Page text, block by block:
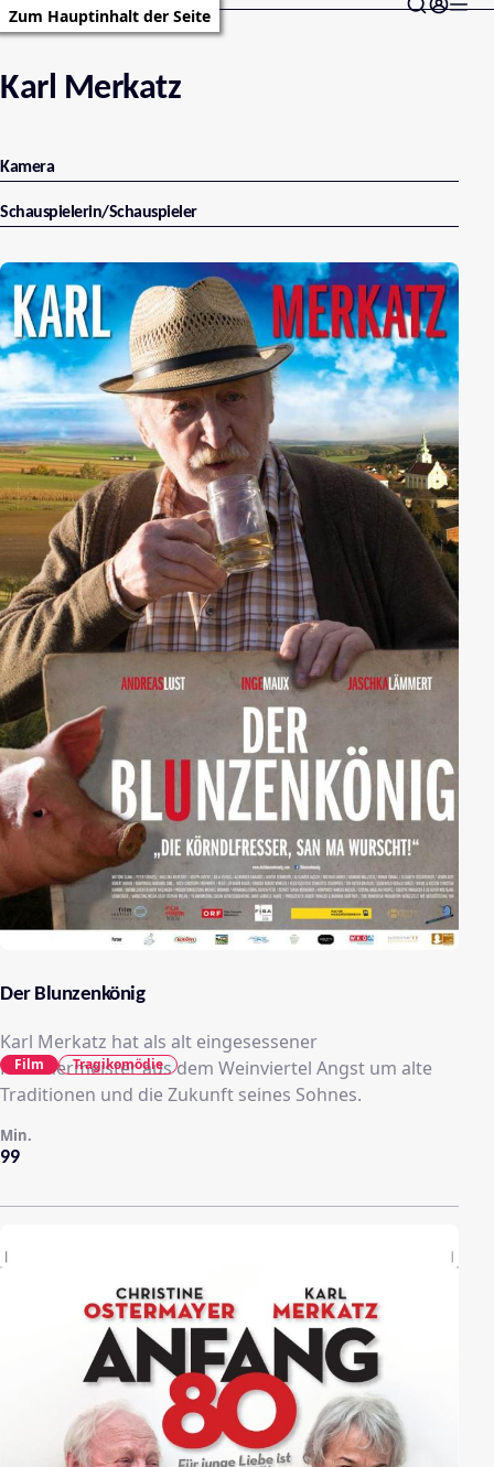
Zum Hauptinhalt der Seite
Karl Merkatz
Kamera
Schauspielerin/Schauspieler
Der Blunzenkönig
Karl Merkatz hat als alt eingesessener
Fleischermeister aus dem Weinviertel Angst um alte
Traditionen und die Zukunft seines Sohnes.
99
Min.
Film Tragikomödie